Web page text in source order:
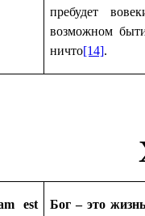
пребудет
возможном
ничто[14].
est
Бог – это